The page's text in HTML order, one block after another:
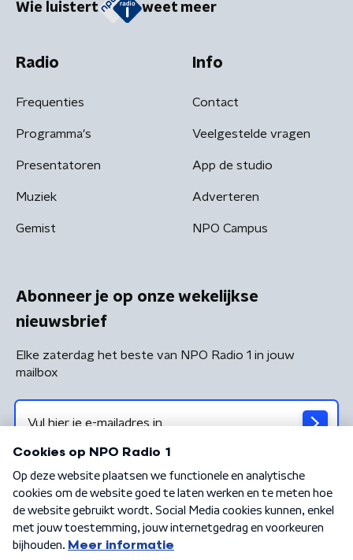
Wie luistert weet meer
Radio
Frequenties
Programma's
Presentatoren
Muziek
Gemist
Info
Contact
Veelgestelde vragen
App de studio
Adverteren
NPO Campus
Abonneer je op onze wekelijkse
nieuwsbrief
Elke zaterdag het beste van NPO Radio 1 in jouw
mailbox
Algemene voorwaarden